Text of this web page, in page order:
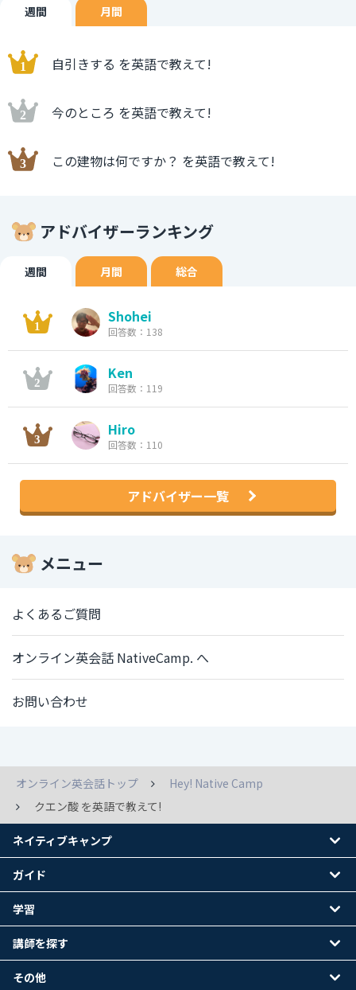
週間 月間
自引きする を英語で教えて!
今のところ を英語で教えて!
この建物は何ですか？ を英語で教えて!
アドバイザーランキング
週間 月間 総合
Shohei
回答数：138
Ken
回答数：119
Hiro
回答数：110
アドバイザー一覧
メニュー
よくあるご質問
オンライン英会話 NativeCamp. へ
お問い合わせ
オンライン英会話トップ
Hey! Native Camp
クエン酸 を英語で教えて!
ネイティブキャンプ
ガイド
学習
講師を探す
その他